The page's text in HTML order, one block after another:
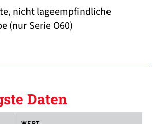
nicht lageempfindliche
(nur Serie O60)
Daten